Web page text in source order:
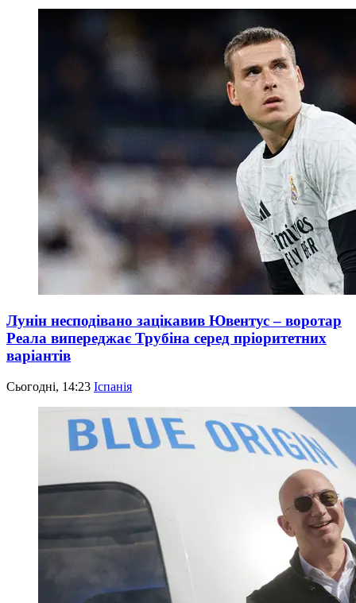
Лунін несподівано зацікавив Ювентус – воротар
Реала випереджає Трубіна серед пріоритетних
варіантів
Сьогодні, 14:23 Іспанія